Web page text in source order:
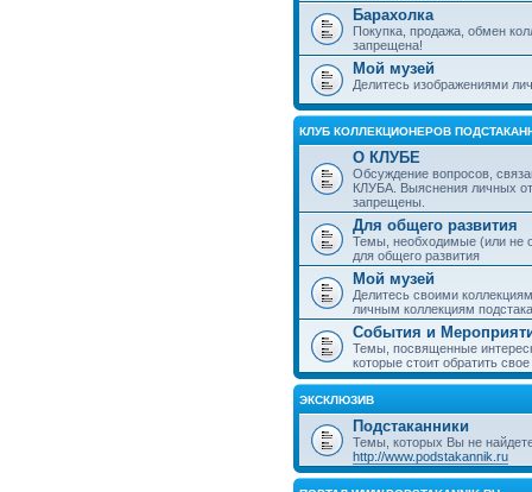
Барахолка
Покупка, продажа, обмен
запрещена!
Мой музей
Делитесь изображениями
КЛУБ КОЛЛЕКЦИОНЕРОВ
О КЛУБЕ
Обсуждение вопросов,
КЛУБА. Выяснения личных
запрещены.
Для общего развития
Темы, необходимые (или не
для общего развития
Мой музей
Делитесь своими
личным коллекциям
События и
Темы, посвященные
которые стоит обратить
ЭКСКЛЮЗИВ
Подстаканники
Темы, которых Вы не
http://www.podstakannik.ru